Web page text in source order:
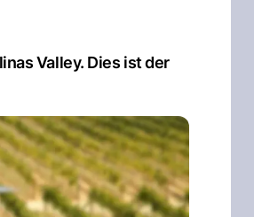
Valley. Dies ist der